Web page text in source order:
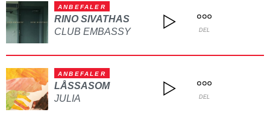
ANBEFALER
RINO SIVATHAS
CLUB EMBASSY
DEL
ANBEFALER
LÅSSASOM
JULIA
DEL